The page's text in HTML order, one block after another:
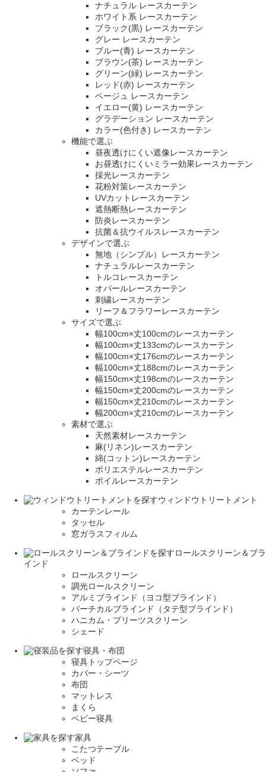
ナチュラル レースカーテン
ホワイト系 レースカーテン
ブラック(黒) レースカーテン
グレー レースカーテン
ブルー(青) レースカーテン
ブラウン(茶) レースカーテン
グリーン(緑) レースカーテン
レッド(赤) レースカーテン
ベージュ レースカーテン
イエロー(黄) レースカーテン
グラデーション レースカーテン
カラー(色付き) レースカーテン
機能で選ぶ
昼夜透けにくい遮像レースカーテン
お昼透けにくいミラー効果レースカーテン
採光レースカーテン
花粉対策レースカーテン
UVカットレースカーテン
遮熱断熱レースカーテン
防炎レースカーテン
抗菌＆抗ウイルスレースカーテン
デザインで選ぶ
無地（シンプル）レースカーテン
ナチュラルレースカーテン
トルコレースカーテン
オパールレースカーテン
刺繍レースカーテン
リーフ＆フラワーレースカーテン
サイズで選ぶ
幅100cm×丈100cmのレースカーテン
幅100cm×丈133cmのレースカーテン
幅100cm×丈176cmのレースカーテン
幅100cm×丈188cmのレースカーテン
幅150cm×丈198cmのレースカーテン
幅150cm×丈200cmのレースカーテン
幅150cm×丈210cmのレースカーテン
幅200cm×丈210cmのレースカーテン
素材で選ぶ
天然素材レースカーテン
麻(リネン)レースカーテン
綿(コットン)レースカーテン
ポリエステルレースカーテン
ボイルレースカーテン
ウィンドウトリートメント
カーテンレール
タッセル
窓ガラスフィルム
ロールスクリーン＆ブラ
インド
ロールスクリーン
調光ロールスクリーン
アルミブラインド（ヨコ型ブラインド）
バーチカルブラインド（タテ型ブラインド）
ハニカム・プリーツスクリーン
シェード
寝具・布団
寝具トップページ
カバー・シーツ
布団
マットレス
まくら
ベビー寝具
家具
こたつテーブル
ベッド